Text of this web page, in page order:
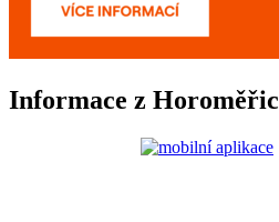
Informace z Horoměřic